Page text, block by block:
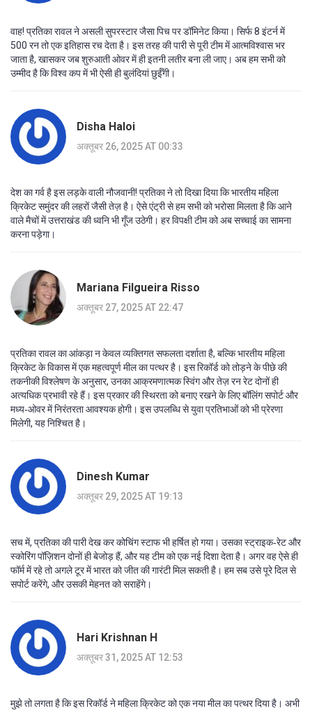
वाह! प्रतिका रावल ने असली सुपरस्टार जैसा पिच पर डॉमिनेट किया। सिर्फ 8 इंटर्न में
500 रन तो एक इतिहास रच देता है। इस तरह की पारी से पूरी टीम में आत्मविश्वास भर
जाता है, खासकर जब शुरुआती ओवर में ही इतनी लतीर बना ली जाए। अब हम सभी को
उम्मीद है कि विश्व कप में भी ऐसी ही बुलंदियां छुईँगी।
Disha Haloi
अक्तूबर 26, 2025 AT 00:33
देश का गर्व है इस लड़के वाली नौजवानी! प्रतिका ने तो दिखा दिया कि भारतीय महिला
क्रिकेट समुंदर की लहरों जैसी तेज़ है। ऐसे एंट्री से हम सभी को भरोसा मिलता है कि आने
वाले मैचों में उत्तराखंड की ध्वनि भी गूँज उठेगी। हर विपक्षी टीम को अब सच्चाई का सामना
करना पड़ेगा।
Mariana Filgueira Risso
अक्तूबर 27, 2025 AT 22:47
प्रतिका रावल का आंकड़ा न केवल व्यक्तिगत सफलता दर्शाता है, बल्कि भारतीय महिला
क्रिकेट के विकास में एक महत्वपूर्ण मील का पत्थर है। इस रिकॉर्ड को तोड़ने के पीछे की
तकनीकी विश्लेषण के अनुसार, उनका आक्रमणात्मक स्विंग और तेज़ रन रेट दोनों ही
अत्‍यधिक प्रभावी रहे हैं। इस प्रकार की स्थिरता को बनाए रखने के लिए बॉलिंग सपोर्ट और
मध्य‑ओवर में निरंतरता आवश्यक होगी। इस उपलब्धि से युवा प्रतिभाओं को भी प्रेरणा
मिलेगी, यह निश्चित है।
Dinesh Kumar
अक्तूबर 29, 2025 AT 19:13
सच में, प्रतिका की पारी देख कर कोचिंग स्टाफ भी हर्षित हो गया। उसका स्ट्राइक‑रेट और
स्कोरिंग पॉज़िशन दोनों ही बेजोड़ हैं, और यह टीम को एक नई दिशा देता है। अगर वह ऐसे ही
फॉर्म में रहे तो अगले टूर में भारत को जीत की गारंटी मिल सकती है। हम सब उसे पूरे दिल से
सपोर्ट करेंगे, और उसकी मेहनत को सराहेंगे।
Hari Krishnan H
अक्तूबर 31, 2025 AT 12:53
मुझे तो लगता है कि इस रिकॉर्ड ने महिला क्रिकेट को एक नया मील का पत्थर दिया है। अभी